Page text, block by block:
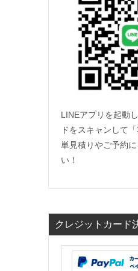
LINEアプリを起動
ドをスキャンして
単見積りやご予約
い！
クレジットカード